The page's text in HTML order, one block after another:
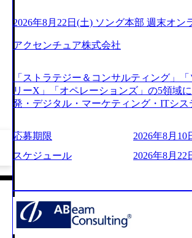
レジーズで活躍するメンバー紹介！〜 管
s://www.youtube.com/
に1兆円を目指す日本にもなかなかない
130%成長 https://storage.googleapis.com/
20251030164405_5c527843-d227-4df8-
googleapis.com/our-vision-
上もの新規事業を立ち上げているため
かする「オールインハウス」型の組織
主体的かつ柔軟なキャリア形成が可能。
88_1200x698.webp ## 働き方／WLB／
り、 働き甲斐のあるランキング、新卒
であり株主からの圧力がないため事業
て長期的な成長を若手に任せられる環
2026年8月22日(土) ソング本部 週末オン
アクセンチュア株式会社
「ストラテジー＆コンサルティング」
リーX」「オペレーションズ」の5領域
発・デジタル・マーケティング・ITシ
ファームである あらゆる産業において
ne Global 500社の80％以上の企業をク
ジェクトは「ファーストリテイリング
ンサルティング活動のみならず、2021
を設立し、人工知能とデータアナリテ
する活動や、デジタル人材育成の支援も
e.com/content/dam/accenture/final/
e.pdf#zoom=50) 女性の活躍について
応募期限
2026年8月10
スケジュール
2026年8月22